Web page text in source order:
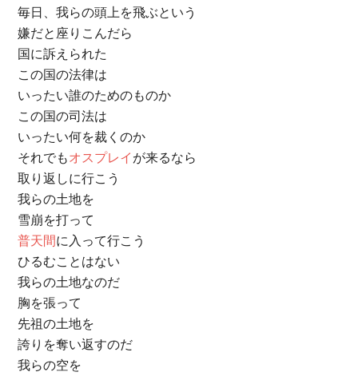
毎日、我らの頭上を飛ぶという
嫌だと座りこんだら
国に訴えられた
この国の法律は
いったい誰のためのものか
この国の司法は
いったい何を裁くのか
それでもオスプレイ が来るなら
取り返しに行こう
我らの土地を
雪崩を打って
普天間に入って行こう
ひるむことはない
我らの土地なのだ
胸を張って
先祖の土地を
誇りを奪い返すのだ
我らの空を